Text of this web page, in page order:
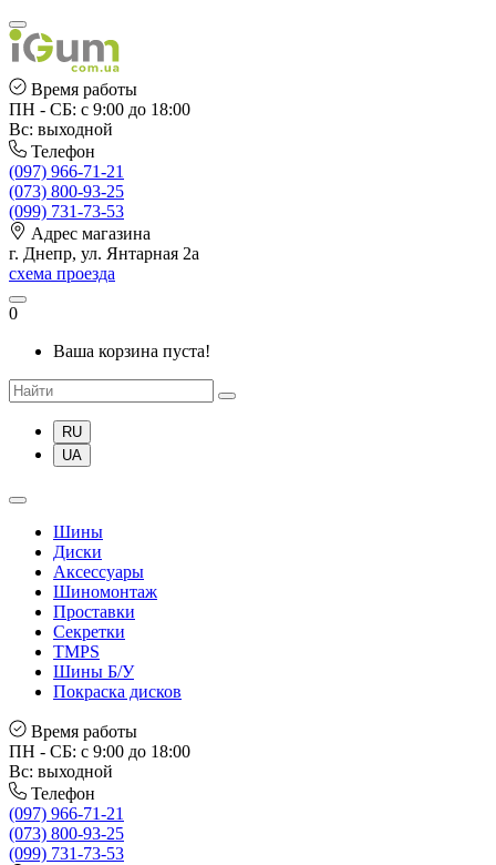
Время работы
ПН - СБ: с 9:00 до 18:00
Вс: выходной
Телефон
(097) 966-71-21
(073) 800-93-25
(099) 731-73-53
Адрес магазина
г. Днепр, ул. Янтарная 2а
схема проезда
0
Ваша корзина пуста!
RU
UA
Шины
Диски
Аксессуары
Шиномонтаж
Проставки
Секретки
TMPS
Шины Б/У
Покраска дисков
Время работы
ПН - СБ: с 9:00 до 18:00
Вс: выходной
Телефон
(097) 966-71-21
(073) 800-93-25
(099) 731-73-53